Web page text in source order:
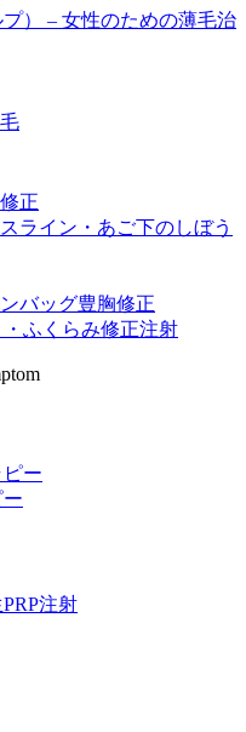
） – 女性のための薄毛治
正
ライン・あご下のしぼう
バッグ豊胸修正
ふくらみ修正注射
ー
注射